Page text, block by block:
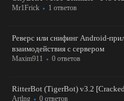
Mr1Frick 1 ответов
Реверс или снифинг Android-
взаимодействия с сервером
Maxim911 0 ответов
RitterBot (TigerBot) v3.2
Artlng 0 ответов